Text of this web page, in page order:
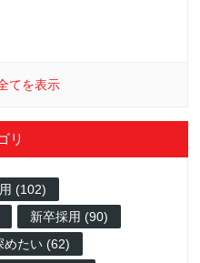
てを表示
リ
(102)
新卒採用 (90)
めたい (62)